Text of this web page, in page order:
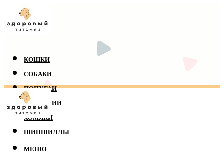
КОШКИ
СОБАКИ
ПОПУГАИ
РЕПТИЛИИ
ХОМЯКИ
ШИНШИЛЛЫ
МЕНЮ